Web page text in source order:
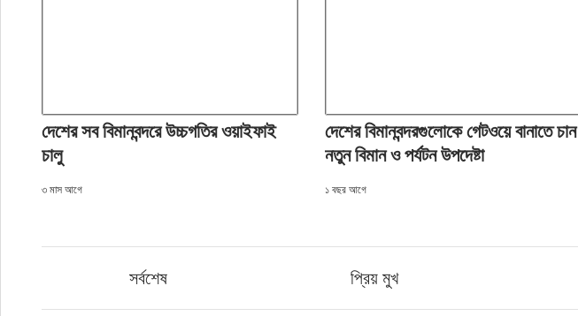
দেশের সব বিমানবন্দরে উচ্চগতির ওয়াইফাই
চালু
৩ মাস আগে
দেশের বিমানবন্দরগুলোকে গেটওয়ে বানাতে চান
নতুন বিমান ও পর্যটন উপদেষ্টা
১ বছর আগে
সর্বশেষ প্রিয় মুখ